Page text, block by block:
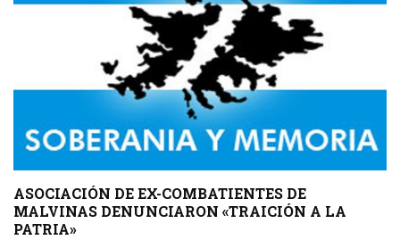
ASOCIACIÓN DE EX-COMBATIENTES DE
MALVINAS DENUNCIARON «TRAICIÓN A LA
PATRIA»